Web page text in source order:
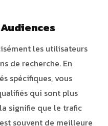
les utilisateurs
de recherche. En
spécifiques, vous
qui sont plus
signifie que le trafic
souvent de meilleure